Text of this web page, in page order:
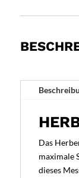
Das
maximale
dieses